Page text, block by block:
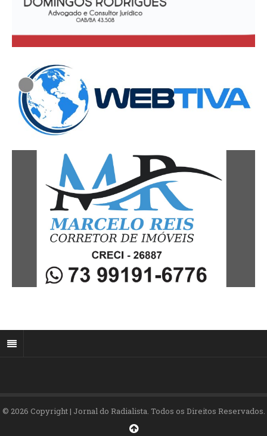
© 2026 Copyright | Jornal do Radialista. Todos os Direitos Reservados.